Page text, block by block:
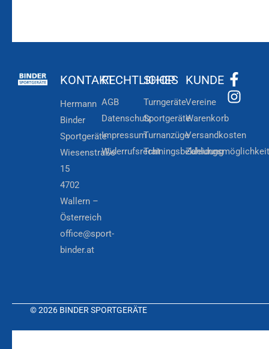
KONTAKT
Hermann
Binder
Sportgeräte
Wiesenstraße
15
4702
Wallern –
Österreich
office@sport-
binder.at
RECHTLICHES
AGB
Datenschutz
Impressum
Widerrufsrecht
SHOP
Turngeräte
Sportgeräte
Turnanzüge
Trainingsbekleidung
KUNDE
Vereine
Warenkorb
Versandkosten
© 2026 BINDER SPORTGERÄTE